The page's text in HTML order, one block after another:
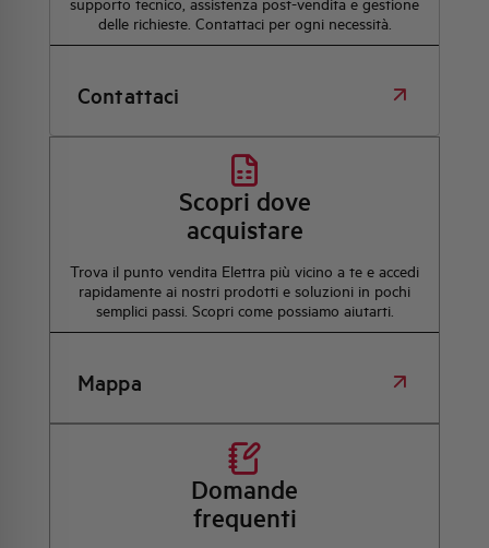
supporto tecnico, assistenza post-vendita e gestione
delle richieste. Contattaci per ogni necessità.
Contattaci
Scopri dove
acquistare
Trova il punto vendita Elettra più vicino a te e accedi
rapidamente ai nostri prodotti e soluzioni in pochi
semplici passi. Scopri come possiamo aiutarti.
Mappa
Domande
frequenti